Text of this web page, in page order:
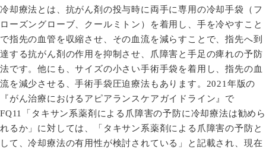
冷却療法とは、抗がん剤の投与時に両手に専用の冷却手袋（フ
ローズングローブ、クールミトン）を着用し、手を冷やすこと
で指先の血管を収縮させ、その血流を減らすことで、指先へ到
達する抗がん剤の作用を抑制させ、爪障害と手足の痺れの予防
法です。他にも、サイズの小さい手術手袋を着用し、指先の血
流を減少させる、手術手袋圧迫療法もあります。 2021 年版の
『がん治療におけるアピアランスケアガイドライン』で
FQ11
「タキサン系薬剤による爪障害の予防に冷却療法は勧めら
れるか」に対しては、「タキサン系薬剤による爪障害の予防と
して、冷却療法の有用性が検討されている」と記載され、現在